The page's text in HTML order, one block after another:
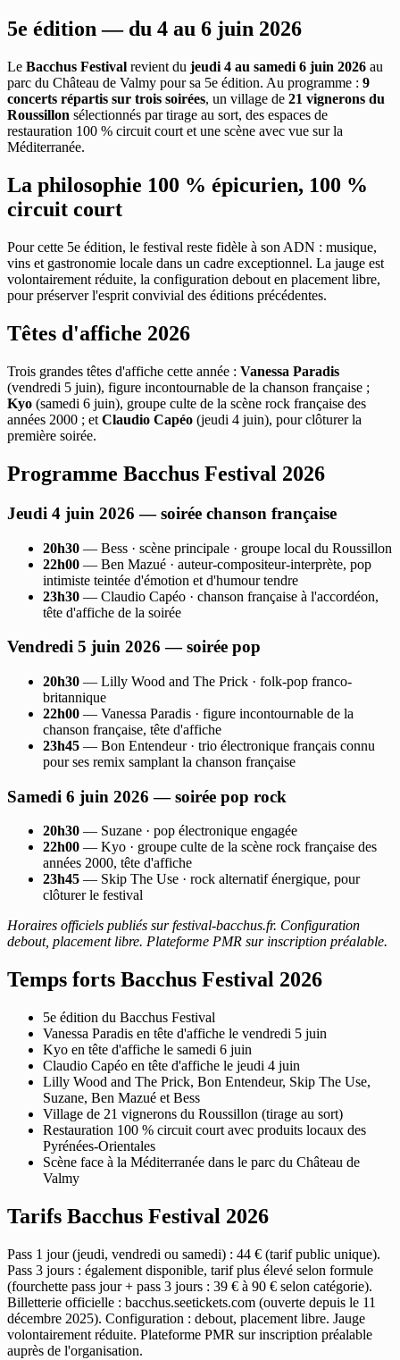
5e édition — du 4 au 6 juin 2026
Le Bacchus Festival revient du jeudi 4 au samedi 6 juin 2026 au
parc du Château de Valmy pour sa 5e édition. Au programme : 9
concerts répartis sur trois soirées, un village de 21 vignerons du
Roussillon sélectionnés par tirage au sort, des espaces de
restauration 100 % circuit court et une scène avec vue sur la
Méditerranée.
La philosophie 100 % épicurien, 100 %
circuit court
Pour cette 5e édition, le festival reste fidèle à son ADN : musique,
vins et gastronomie locale dans un cadre exceptionnel. La jauge est
volontairement réduite, la configuration debout en placement libre,
pour préserver l'esprit convivial des éditions précédentes.
Têtes d'affiche 2026
Trois grandes têtes d'affiche cette année : Vanessa Paradis
(vendredi 5 juin), figure incontournable de la chanson française ;
Kyo (samedi 6 juin), groupe culte de la scène rock française des
années 2000 ; et Claudio Capéo (jeudi 4 juin), pour clôturer la
première soirée.
Programme Bacchus Festival 2026
Jeudi 4 juin 2026 — soirée chanson française
20h30 — Bess · scène principale · groupe local du Roussillon
22h00 — Ben Mazué · auteur-compositeur-interprète, pop
intimiste teintée d'émotion et d'humour tendre
23h30 — Claudio Capéo · chanson française à l'accordéon,
tête d'affiche de la soirée
Vendredi 5 juin 2026 — soirée pop
20h30 — Lilly Wood and The Prick · folk-pop franco-
britannique
22h00 — Vanessa Paradis · figure incontournable de la
chanson française, tête d'affiche
23h45 — Bon Entendeur · trio électronique français connu
pour ses remix samplant la chanson française
Samedi 6 juin 2026 — soirée pop rock
20h30 — Suzane · pop électronique engagée
22h00 — Kyo · groupe culte de la scène rock française des
années 2000, tête d'affiche
23h45 — Skip The Use · rock alternatif énergique, pour
clôturer le festival
Horaires officiels publiés sur festival-bacchus.fr. Configuration
debout, placement libre. Plateforme PMR sur inscription préalable.
Temps forts Bacchus Festival 2026
5e édition du Bacchus Festival
Vanessa Paradis en tête d'affiche le vendredi 5 juin
Kyo en tête d'affiche le samedi 6 juin
Claudio Capéo en tête d'affiche le jeudi 4 juin
Lilly Wood and The Prick, Bon Entendeur, Skip The Use,
Suzane, Ben Mazué et Bess
Village de 21 vignerons du Roussillon (tirage au sort)
Restauration 100 % circuit court avec produits locaux des
Pyrénées-Orientales
Scène face à la Méditerranée dans le parc du Château de
Valmy
Tarifs Bacchus Festival 2026
Pass 1 jour (jeudi, vendredi ou samedi) : 44 € (tarif public unique).
Pass 3 jours : également disponible, tarif plus élevé selon formule
(fourchette pass jour + pass 3 jours : 39 € à 90 € selon catégorie).
Billetterie officielle : bacchus.seetickets.com (ouverte depuis le 11
décembre 2025). Configuration : debout, placement libre. Jauge
volontairement réduite. Plateforme PMR sur inscription préalable
auprès de l'organisation.